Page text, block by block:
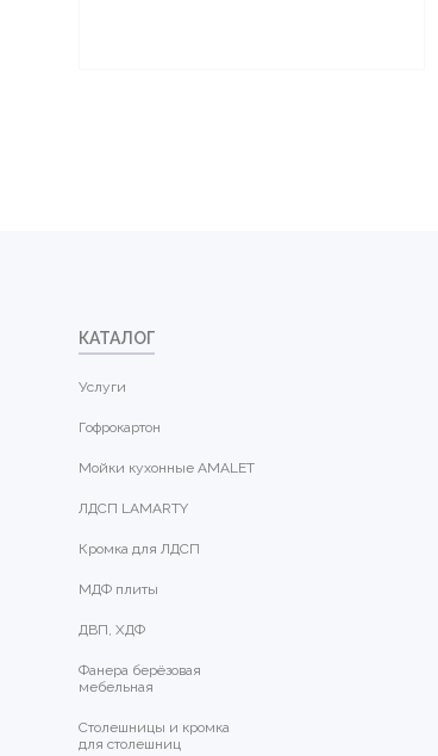
КАТАЛОГ
Услуги
Гофрокартон
Мойки кухонные AMALET
ЛДСП LAMARTY
Кромка для ЛДСП
МДФ плиты
ДВП, ХДФ
Фанера берёзовая
мебельная
Столешницы и кромка
для столешниц